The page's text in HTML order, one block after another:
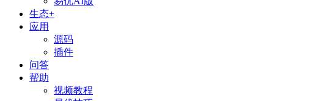
生态+
应用
源码
插件
问答
帮助
视频教程